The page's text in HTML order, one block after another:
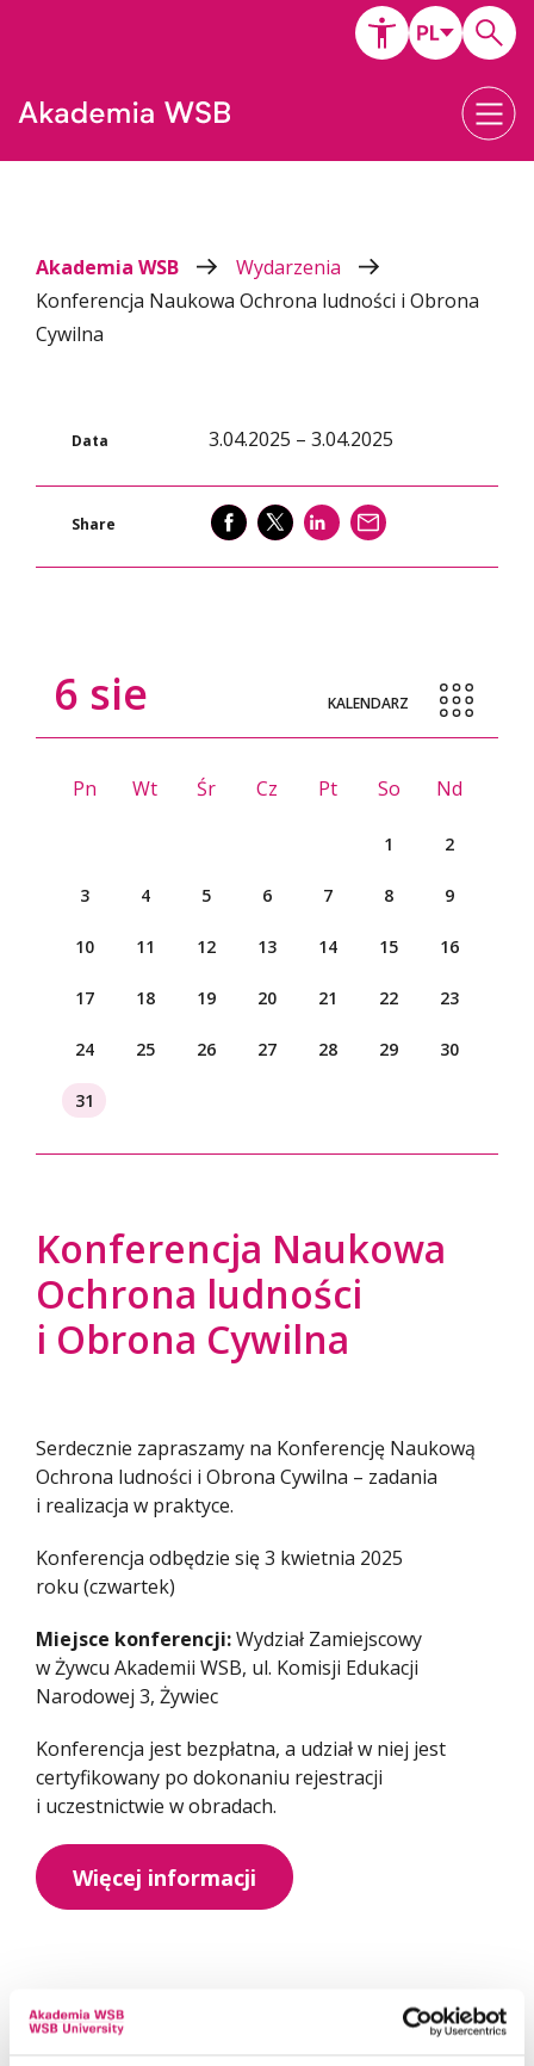
Akademia WSB
Wydarzenia
Konferencja Naukowa Ochrona ludności i Obrona
Cywilna
Data 3.04.2025 – 3.04.2025
Share SHARE SHARE SHARE
6 sie KALENDARZ
Pn Wt Śr Cz Pt So Nd
1 2
3 4 5 6 7 8 9
10 11 12 13 14 15 16
17 18 19 20 21 22 23
24 25 26 27 28 29 30
31
Konferencja Naukowa
Ochrona ludności
i Obrona Cywilna
Serdecznie zapraszamy na Konferencję Naukową
Ochrona ludności i Obrona Cywilna – zadania
i realizacja w praktyce.
Konferencja odbędzie się 3 kwietnia 2025
roku (czwartek)
Miejsce konferencji:Wydział Zamiejscowy
w Żywcu Akademii WSB, ul. Komisji Edukacji
Narodowej 3, Żywiec
Konferencja jest bezpłatna, a udział w niej jest
certyfikowany po dokonaniu rejestracji
i uczestnictwie w obradach.
Więcej informacji